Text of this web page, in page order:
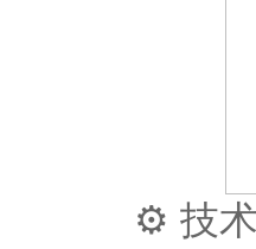
⚙️ 技